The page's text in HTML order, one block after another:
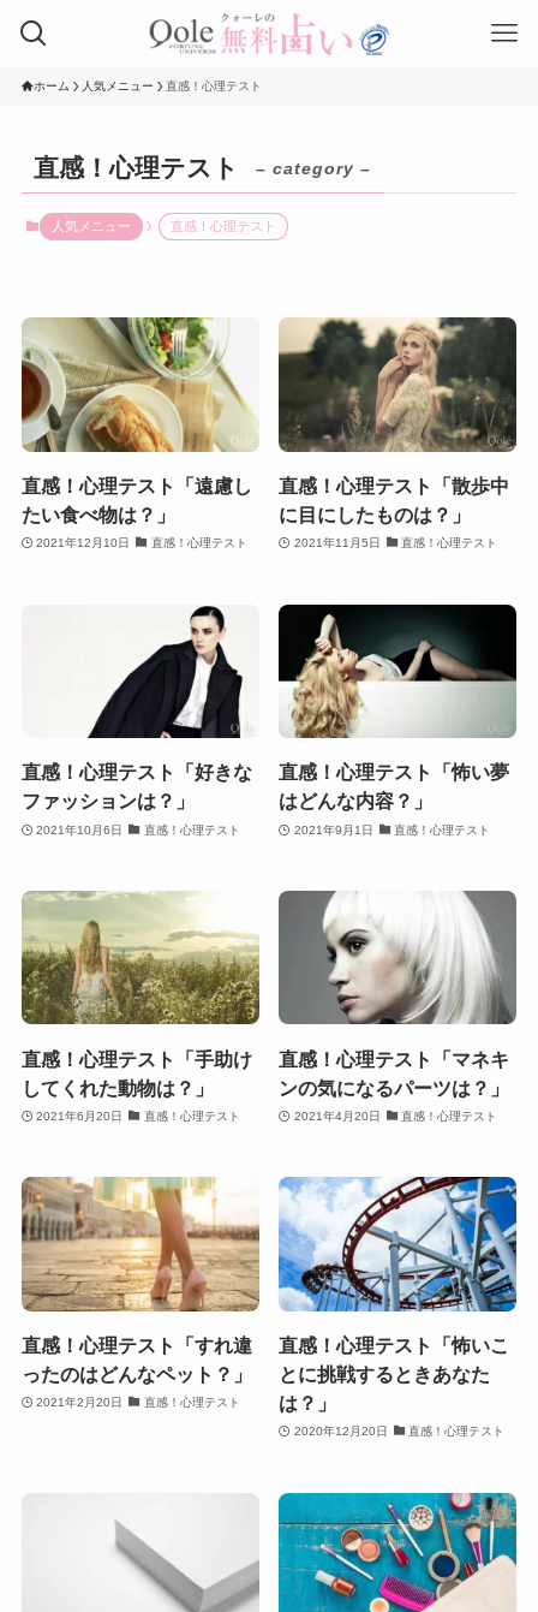
ホーム 人気メニュー 直感！心理テスト
直感！心理テスト – category –
人気メニュー 直感！心理テスト
直感！心理テスト「遠慮し
たい食べ物は？」
2021年12月10日 直感！心理テスト
直感！心理テスト「散歩中
に目にしたものは？」
2021年11月5日 直感！心理テスト
直感！心理テスト「好きな
ファッションは？」
2021年10月6日 直感！心理テスト
直感！心理テスト「怖い夢
はどんな内容？」
2021年9月1日 直感！心理テスト
直感！心理テスト「手助け
してくれた動物は？」
2021年6月20日 直感！心理テスト
直感！心理テスト「マネキ
ンの気になるパーツは？」
2021年4月20日 直感！心理テスト
直感！心理テスト「すれ違
ったのはどんなペット？」
2021年2月20日 直感！心理テスト
直感！心理テスト「怖いこ
とに挑戦するときあなた
は？」
2020年12月20日 直感！心理テスト